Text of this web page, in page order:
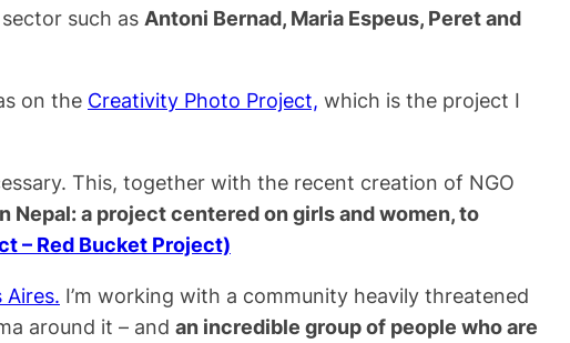
such as Antoni Bernad, Maria Espeus, Peret and
on the Creativity Photo Project, which is the project I
This, together with the recent creation of NGO
a project centered on girls and women, to
– Red Bucket Project)
Aires. I’m working with a community heavily threatened
around it – and an incredible group of people who are